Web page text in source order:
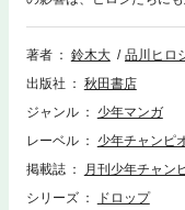
著者 鈴木大 品川ヒロ
出版社
秋田書店
ジャンル
少年マンガ
レーベル
少年チャンピ
掲載誌
月刊少年チャン
シリーズ
ドロップ